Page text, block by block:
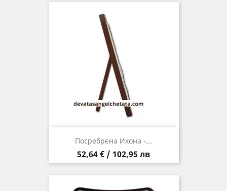
Посребрена Икона -...
Цена
52,64 € / 102,95 лв